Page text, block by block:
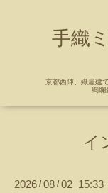
手織
京都西陣、織屋建
絢爛
イ
2026 / 08 / 02 15:33